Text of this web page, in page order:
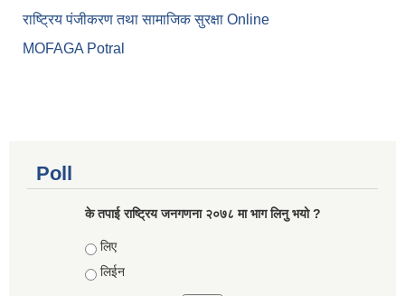
राष्ट्रिय पंजीकरण तथा सामाजिक सुरक्षा Online
MOFAGA Potral
Poll
के तपाई राष्ट्रिय जनगणना २०७८ मा भाग लिनु भयो ?
Choices
लिए
लिईन